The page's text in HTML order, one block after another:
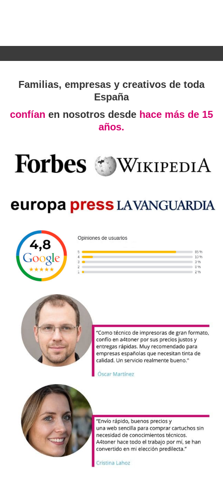
Familias, empresas y creativos de toda
España
confían en nosotros desde hace más de 15
años.